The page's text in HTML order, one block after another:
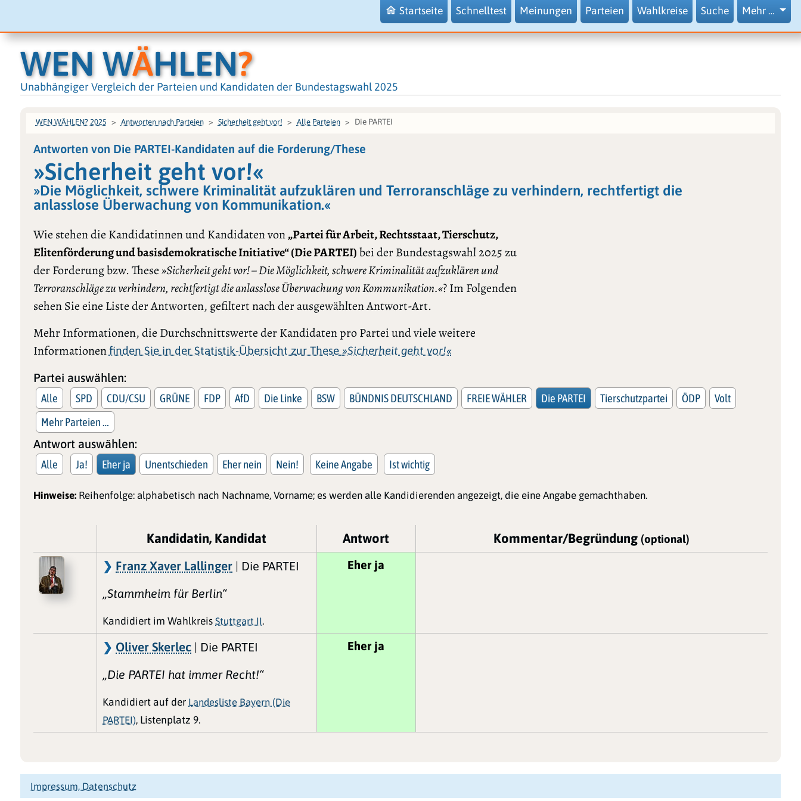
Startseite Schnelltest Meinungen Parteien Wahlkreise Suche Mehr …
WEN WÄHLEN?
Unabhängiger Vergleich der Parteien und Kandidaten der Bundestagswahl 2025
WEN WÄHLEN? 2025 Antworten nach Parteien Sicherheit geht vor! Alle Parteien Die PARTEI
Antworten von Die PARTEI-Kandidaten auf die Forderung/These
»Sicherheit geht vor!«
»Die Möglichkeit, schwere Kriminalität aufzuklären und Terroranschläge zu verhindern, rechtfertigt die
anlasslose Überwachung von Kommunikation.«
Wie stehen die Kandidatinnen und Kandidaten von„Partei für Arbeit, Rechtsstaat, Tierschutz,
Elitenförderung und basisdemokratische Initiative“ (Die PARTEI)bei der Bundestagswahl 2025 zu
der Forderung bzw. These»Sicherheit geht vor! – Die Möglichkeit, schwere Kriminalität aufzuklären und
Terroranschläge zu verhindern, rechtfertigt die anlasslose Überwachung von Kommunikation.«? Im Folgenden
sehen Sie eine Liste der Antworten, gefiltert nach der ausgewählten Antwort-Art.
Mehr Informationen, die Durchschnittswerte der Kandidaten pro Partei und viele weitere
Informationenfinden Sie in der Statistik-Übersicht zur These »Sicherheit geht vor!«
Partei auswählen:
Alle SPD CDU/CSU GRÜNE FDP AfD Die Linke BSW BÜNDNIS DEUTSCHLAND FREIE WÄHLER Die PARTEI Tierschutzpartei ÖDP
Volt
Mehr Parteien …
Antwort auswählen:
Alle Ja! Eher ja Unentschieden Eher nein Nein! Keine Angabe Ist wichtig
Hinweise: Reihenfolge: alphabetisch nach Nachname, Vorname; es werden alle Kandidierenden angezeigt, die eine Angabe gemachthaben.
Kandidatin, Kandidat Antwort Kommentar/Begründung (optional)
Franz Xaver Lallinger | Die PARTEI
„Stammheim für Berlin“
Kandidiert im WahlkreisStuttgart II.
Eher ja
Oliver Skerlec | Die PARTEI
„Die PARTEI hat immer Recht!“
Kandidiert auf der Landesliste Bayern (Die
PARTEI), Listenplatz 9.
Eher ja
Impressum, Datenschutz